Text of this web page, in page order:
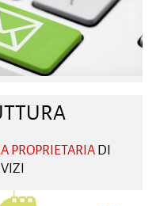
PROPRIETARIADI